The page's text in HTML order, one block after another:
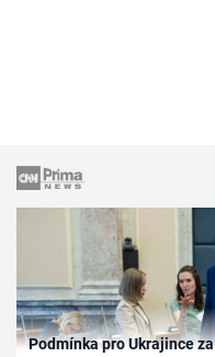
Podmínka pro Ukrajince